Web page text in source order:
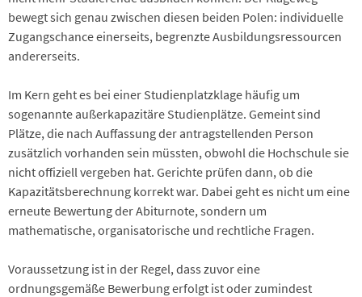
bewegt sich genau zwischen diesen beiden Polen: individuelle
Zugangschance einerseits, begrenzte Ausbildungsressourcen
andererseits.
Im Kern geht es bei einer Studienplatzklage häufig um
sogenannte außerkapazitäre Studienplätze. Gemeint sind
Plätze, die nach Auffassung der antragstellenden Person
zusätzlich vorhanden sein müssten, obwohl die Hochschule sie
nicht offiziell vergeben hat. Gerichte prüfen dann, ob die
Kapazitätsberechnung korrekt war. Dabei geht es nicht um eine
erneute Bewertung der Abiturnote, sondern um
mathematische, organisatorische und rechtliche Fragen.
Voraussetzung ist in der Regel, dass zuvor eine
ordnungsgemäße Bewerbung erfolgt ist oder zumindest